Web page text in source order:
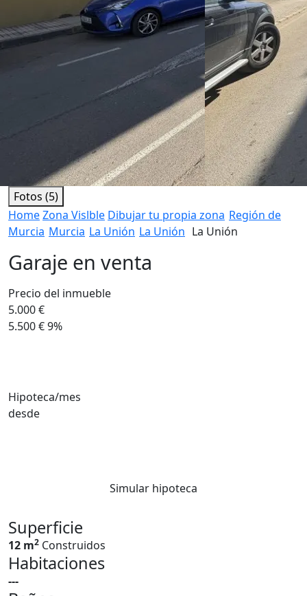
Fotos (5)
HomeZona Vislble Dibujar tu propia zona Región de
Murcia Murcia La Unión La Unión La Unión
Garaje en venta
Precio del inmueble
5.000 €
5.500 €9%
Hipoteca/mes
desde
Simular hipoteca
Superficie
12 m2 Construidos
Habitaciones
---